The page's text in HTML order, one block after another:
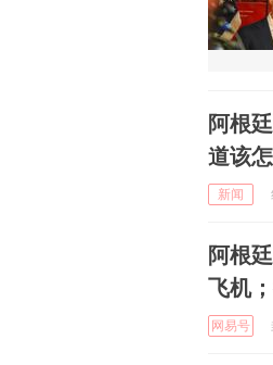
阿根
道该
新闻
阿根
飞机
网易号